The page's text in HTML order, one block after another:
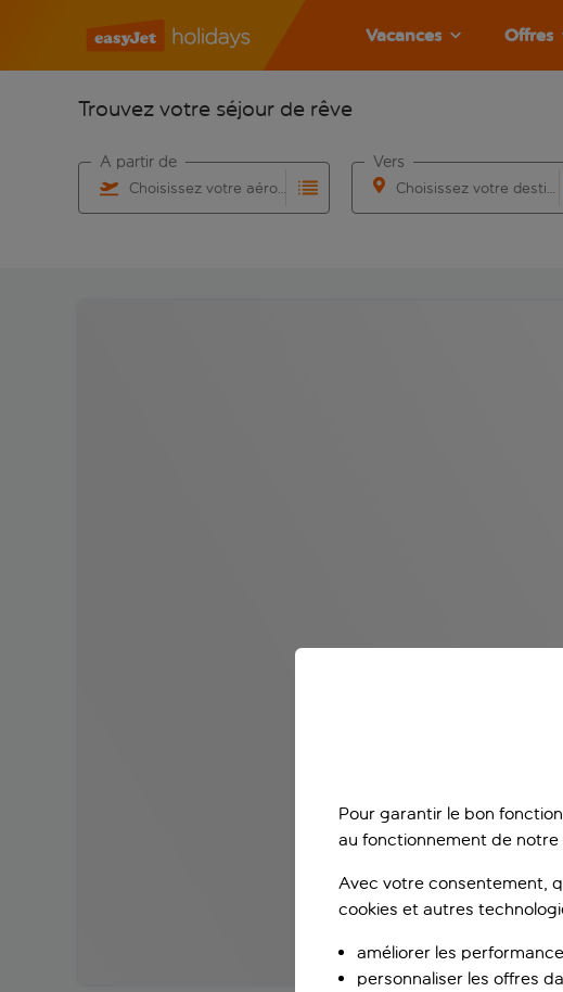
Vacances Offres
Trouvez votre séjour de rêve
Choisissez votre aéroport
À partir de
Choisissez votre destination
Vers
Pour garantir le bon
au fonctionnement de notre
Avec votre consentement,
cookies et autres
améliorer les
personnaliser les offres